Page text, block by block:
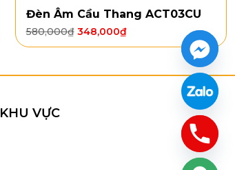
Đèn Âm Cầu Thang ACT03CU
580,000₫ 348,000₫
KHU VỰC